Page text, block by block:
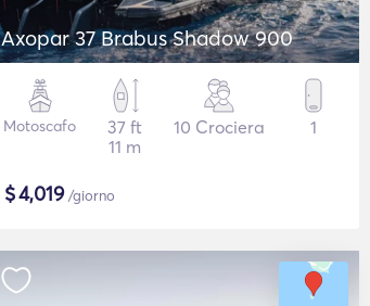
Axopar 37 Brabus Shadow 900
Motoscafo
37 ft
11 m
10 Crociera 1
$4,019/giorno